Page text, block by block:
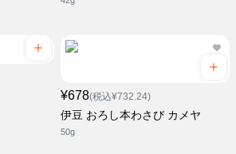
¥678(税込¥732.24)
伊豆 おろし本わさび カメヤ
50g